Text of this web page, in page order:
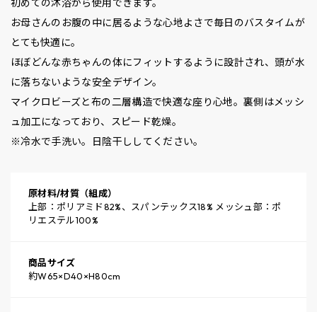
初めての沐浴から使用できます。
お母さんのお腹の中に居るような心地よさで毎日のバスタイムが
とても快適に。
ほぼどんな赤ちゃんの体にフィットするように設計され、頭が水
に落ちないような安全デザイン。
マイクロビーズと布の二層構造で快適な座り心地。裏側はメッシ
ュ加工になっており、スピード乾燥。
※冷水で手洗い。日陰干ししてください。
原材料/材質（組成）
上部：ポリアミド82%、スパンテックス18% メッシュ部：ポ
リエステル100%
商品サイズ
約W65×D40×H80cm